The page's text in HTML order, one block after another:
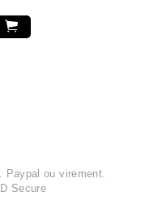
Paypal ou virement.
Secure